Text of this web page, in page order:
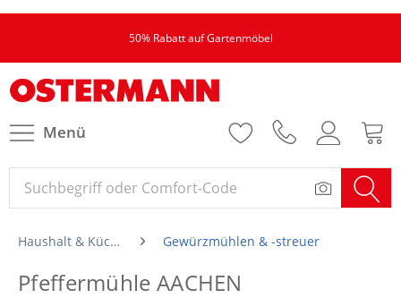
50% Rabatt auf Gartenmöbel
Menü
Haushalt & Küche Gewürzmühlen & -streuer
Pfeffermühle AACHEN